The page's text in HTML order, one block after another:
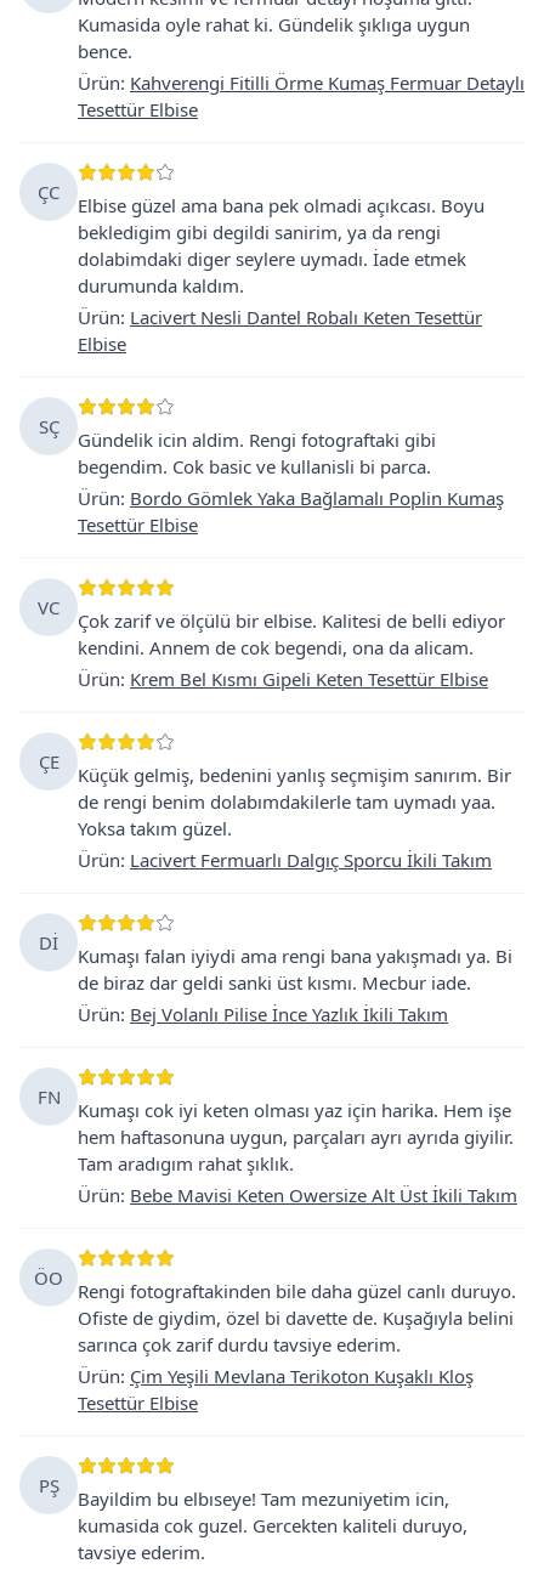
Kumasida oyle rahat ki. Gündelik şıklıga uygun
bence.
Ürün: Kahverengi Fitilli Örme Kumaş Fermuar Detaylı
Tesettür Elbise
ÇC
Elbise güzel ama bana pek olmadi açıkcası. Boyu
bekledigim gibi degildi sanirim, ya da rengi
dolabimdaki diger seylere uymadı. İade etmek
durumunda kaldım.
Ürün: Lacivert Nesli Dantel Robalı Keten Tesettür
Elbise
SÇ
Gündelik icin aldim. Rengi fotograftaki gibi
begendim. Cok basic ve kullanisli bi parca.
Ürün: Bordo Gömlek Yaka Bağlamalı Poplin Kumaş
Tesettür Elbise
VC
Çok zarif ve ölçülü bir elbise. Kalitesi de belli ediyor
kendini. Annem de cok begendi, ona da alicam.
Ürün: Krem Bel Kısmı Gipeli Keten Tesettür Elbise
ÇE
Küçük gelmiş, bedenini yanlış seçmişim sanırım. Bir
de rengi benim dolabımdakilerle tam uymadı yaa.
Yoksa takım güzel.
Ürün: Lacivert Fermuarlı Dalgıç Sporcu İkili Takım
Dİ
Kumaşı falan iyiydi ama rengi bana yakışmadı ya. Bi
de biraz dar geldi sanki üst kısmı. Mecbur iade.
Ürün: Bej Volanlı Pilise İnce Yazlık İkili Takım
FN
Kumaşı cok iyi keten olması yaz için harika. Hem işe
hem haftasonuna uygun, parçaları ayrı ayrıda giyilir.
Tam aradıgım rahat şıklık.
Ürün: Bebe Mavisi Keten Owersize Alt Üst İkili Takım
ÖO
Rengi fotograftakinden bile daha güzel canlı duruyo.
Ofiste de giydim, özel bi davette de. Kuşağıyla belini
sarınca çok zarif durdu tavsiye ederim.
Ürün: Çim Yeşili Mevlana Terikoton Kuşaklı Kloş
Tesettür Elbise
PŞ
Bayildim bu elbıseye! Tam mezuniyetim icin,
kumasida cok guzel. Gercekten kaliteli duruyo,
tavsiye ederim.